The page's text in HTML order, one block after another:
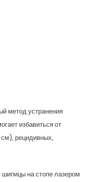
метод устранения
избавиться от
рецидивных,